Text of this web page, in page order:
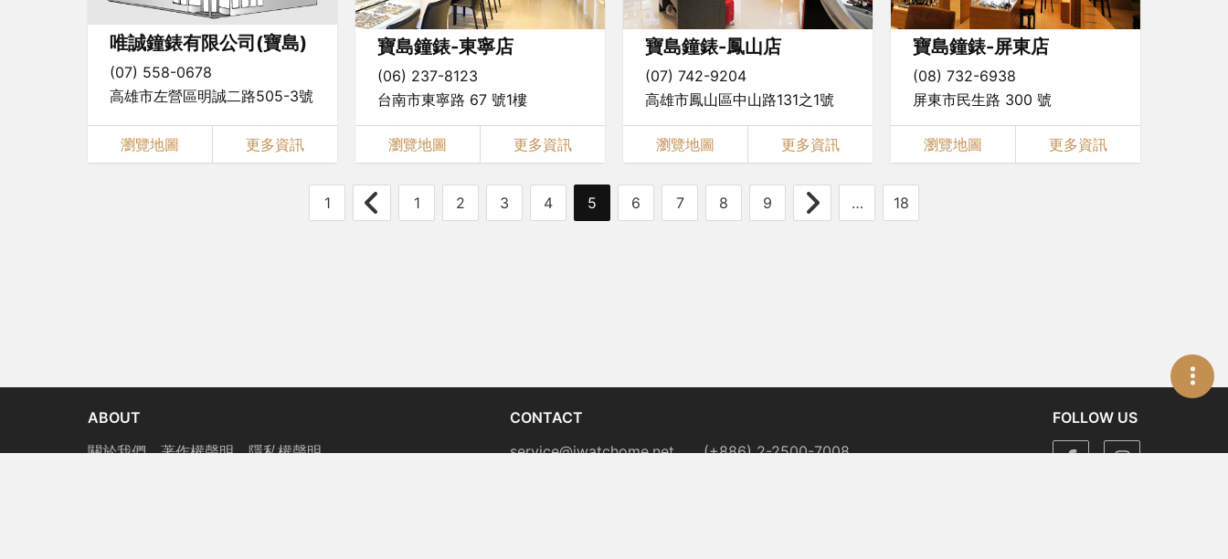
唯誠鐘錶有限公司(寶島)
(07) 558-0678
高雄市左營區明誠二路505-3號
瀏覽地圖 更多資訊
寶島鐘錶-東寧店
(06) 237-8123
台南市東寧路 67 號1樓
瀏覽地圖 更多資訊
寶島鐘錶-鳳山店
(07) 742-9204
高雄市鳳山區中山路131之1號
瀏覽地圖 更多資訊
寶島鐘錶-屏東店
(08) 732-6938
屏東市民生路 300 號
瀏覽地圖 更多資訊
1 1 2 3 4 5 6 7 8 9 … 18
ABOUT
關於我們
著作權聲明 隱私權聲明
CONTACT
service@iwatchome.net
(+886) 2-2500-7008
FOLLOW US